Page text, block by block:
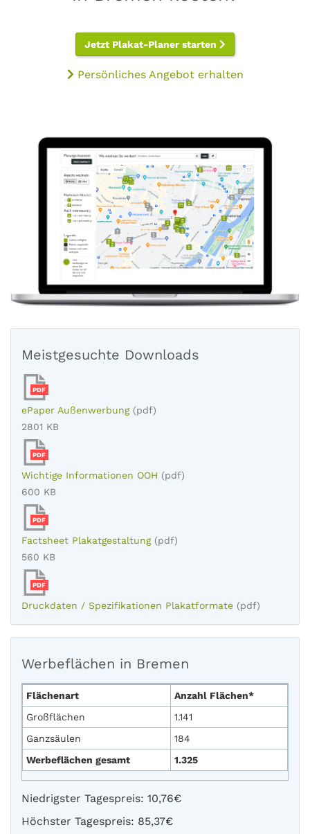
Jetzt Plakat-Planer starten
Persönliches Angebot erhalten
Meistgesuchte Downloads
PDF
ePaper Außenwerbung (pdf)
2801 KB
PDF
Wichtige Informationen OOH (pdf)
600 KB
PDF
Factsheet Plakatgestaltung (pdf)
560 KB
PDF
Druckdaten / Spezifikationen Plakatformate (pdf)
Werbeflächen in Bremen
Flächenart
Anzahl Flächen*
Großflächen
1.141
Ganzsäulen
184
Werbeflächen gesamt
1.325
Niedrigster Tagespreis: 10,76€
Höchster Tagespreis: 85,37€